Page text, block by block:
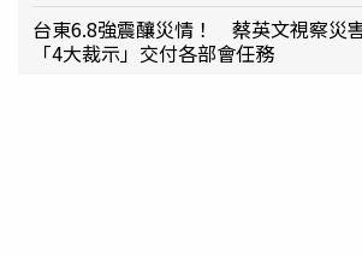
台東6.8強震釀災情！ 蔡英文視察災
「4大裁示」交付各部會任務